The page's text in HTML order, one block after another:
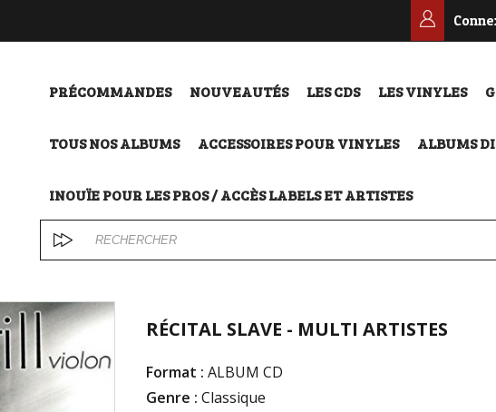
PRÉCOMMANDES NOUVEAUTÉS LES CDS LES VINYLES
TOUS NOS ALBUMS ACCESSOIRES POUR VINYLES ALBUMS
INOUÏE POUR LES PROS / ACCÈS LABELS ET ARTISTES
RÉCITAL SLAVE - MULTI ARTISTES
Format : ALBUM CD
Genre : Classique